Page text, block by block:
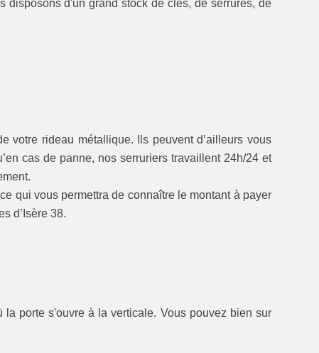
disposons d'un grand stock de clés, de serrures, de
votre rideau métallique. Ils peuvent d’ailleurs vous
cas de panne, nos serruriers travaillent 24h/24 et
qui vous permettra de connaître le montant à payer
d’Isère 38.
porte s'ouvre à la verticale. Vous pouvez bien sur